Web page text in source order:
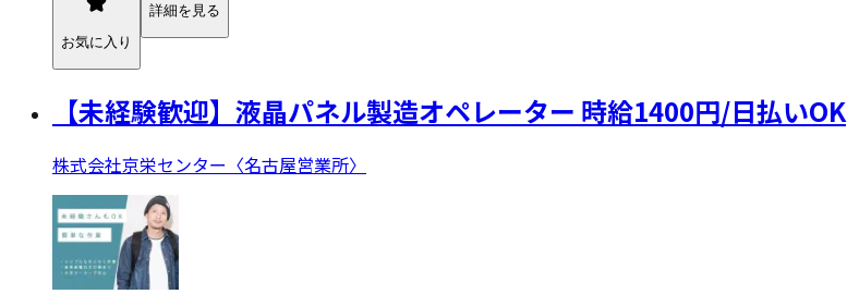
お気に入り
詳細を見る
【未経験歓迎】液晶パネル製造オペレーター 時給1400円/日払いOK
株式会社京栄センター〈名古屋営業所〉